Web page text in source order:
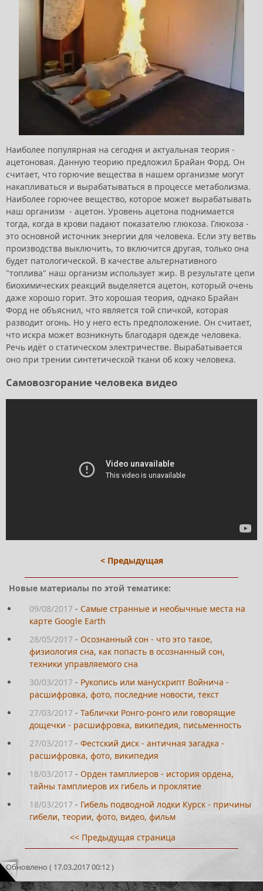
Наиболее популярная на сегодня и актуальная теория -
ацетоновая. Данную теорию предложил Брайан Форд. Он
считает, что горючие вещества в нашем организме могут
накапливаться и вырабатываться в процессе метаболизма.
Наиболее горючее вещество, которое может вырабатывать
наш организм - ацетон. Уровень ацетона поднимается
тогда, когда в крови падают показателю глюкоза. Глюкоза -
это основной источник энергии для человека. Если эту ветвь
производства выключить, то включится другая, только она
будет патологической. В качестве альтернативного
"топлива" наш организм использует жир. В результате цепи
биохимических реакций выделяется ацетон, который очень
даже хорошо горит. Это хорошая теория, однако Брайан
Форд не объяснил, что является той спичкой, которая
разводит огонь. Но у него есть предположение. Он считает,
что искра может возникнуть благодаря одежде человека.
Речь идёт о статическом электричестве. Вырабатывается
оно при трении синтетической ткани об кожу человека.
Самовозгорание человека видео
< Предыдущая
Новые материалы по этой тематике:
09/08/2017 - Самые странные и необычные места на
карте Google Earth
28/05/2017 - Осознанный сон - что это такое,
физиология сна, как попасть в осознанный сон,
техники управляемого сна
30/03/2017 - Рукопись или манускрипт Войнича -
расшифровка, фото, последние новости, текст
27/03/2017 - Таблички Ронго-ронго или говорящие
дощечки - расшифровка, википедия, письменность
27/03/2017 - Фестский диск - античная загадка -
расшифровка, фото, википедия
18/03/2017 - Орден тамплиеров - история ордена,
тайны тамплиеров их гибель и проклятие
18/03/2017 - Гибель подводной лодки Курск - причины
гибели, теории, фото, видео, фильм
<< Предыдущая страница
Обновлено ( 17.03.2017 00:12 )